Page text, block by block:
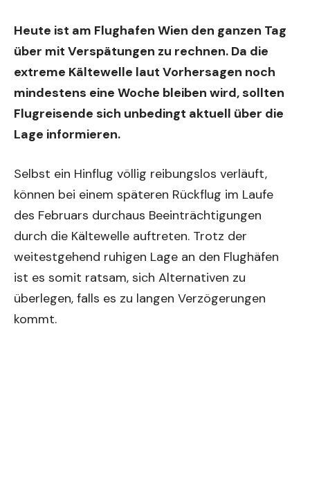
Heute ist am Flughafen Wien den ganzen Tag
über mit Verspätungen zu rechnen. Da die
extreme Kältewelle laut Vorhersagen noch
mindestens eine Woche bleiben wird, sollten
Flugreisende sich unbedingt aktuell über die
Lage informieren.
Selbst ein Hinflug völlig reibungslos verläuft,
können bei einem späteren Rückflug im Laufe
des Februars durchaus Beeinträchtigungen
durch die Kältewelle auftreten. Trotz der
weitestgehend ruhigen Lage an den Flughäfen
ist es somit ratsam, sich Alternativen zu
überlegen, falls es zu langen Verzögerungen
kommt.